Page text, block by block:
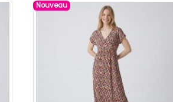
Nouveau